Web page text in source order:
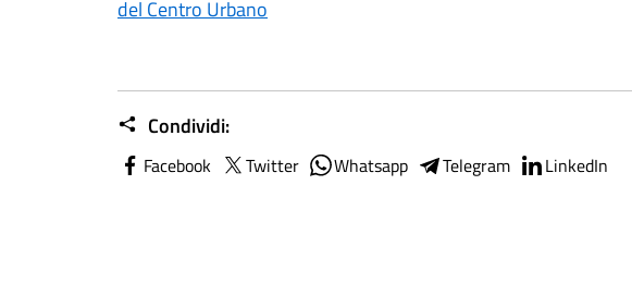
del Centro Urbano
Condividi:
Facebook Twitter Whatsapp Telegram LinkedIn